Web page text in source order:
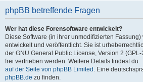
phpBB betreffende Fragen
Wer hat diese Forensoftware entwickelt?
Diese Software (in ihrer unmodifizierten Fassung)
entwickelt und veröffentlicht. Sie ist
der GNU General Public License, Version 2
frei vertrieben werden. Weitere Details findest du
auf der Seite von phpBB Limited . Eine
phpBB.de zu finden.